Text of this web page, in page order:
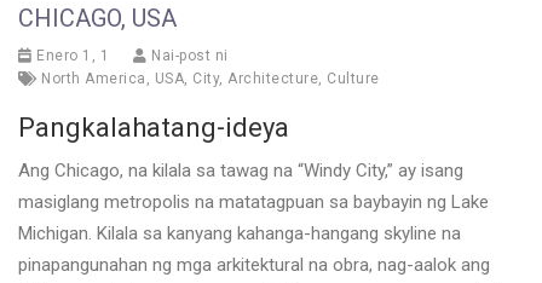
CHICAGO, USA
Enero 1, 1
Nai-post ni
North America , USA, City, Architecture, Culture
Pangkalahatang-ideya
Ang Chicago, na kilala sa tawag na “Windy City,” ay isang
masiglang metropolis na matatagpuan sa baybayin ng Lake
Michigan. Kilala sa kanyang kahanga-hangang skyline na
pinapangunahan ng mga arkitektural na obra, nag-aalok ang